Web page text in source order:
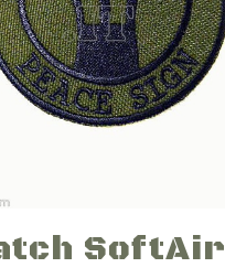
SoftAir